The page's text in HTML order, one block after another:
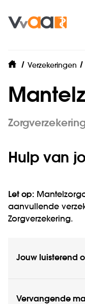
home
Verzekeringen
Hulp van
Let op:
aanvullende
Zorgverzekering.
Jouw luisterend
Vervangende